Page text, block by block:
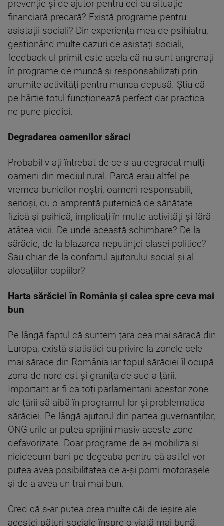
prevenție și de ajutor pentru cei cu situație
financiară precară? Există programe pentru
asistații sociali? Din experiența mea de psihiatru,
gestionând multe cazuri de asistați sociali,
feedback-ul primit este acela că nu sunt angrenați
în programe de muncă și responsabilizați prin
anumite activități pentru munca depusă. Știu că
pe hârtie totul funcționează perfect dar practica
ne pune piedici.
Degradarea oamenilor săraci
Probabil v-ați întrebat de ce s-au degradat mulți
oameni din mediul rural. Parcă erau altfel pe
vremea bunicilor noștri, oameni responsabili,
serioși, cu o amprentă puternică de sănătate
fizică și psihică, implicați în multe activități și fără
atâtea vicii. De unde această schimbare? De la
sărăcie, de la blazarea neputinței clasei politice?
Sau chiar de la confortul ajutorului social și al
alocațiilor copiilor?
Harta sărăciei în România și calea spre ceva mai
bun
Pe lângă faptul că suntem țara cea mai săracă din
Europa, există statistici cu privire la zonele cele
mai sărace din România iar topul sărăciei îl ocupă
zona de nord-est și granița de sud a țării.
Important ar fi ca toți parlamentarii acestor zone
ale țării să aibă în programul lor și problematica
sărăciei. Pe lângă ajutorul din partea guvernanților,
ONG-urile ar putea sprijini masiv aceste zone
defavorizate. Doar programe de a-i mobiliza și
nicidecum bani pe degeaba pentru că astfel vor
putea avea posibilitatea de a-și porni motorașele
și de a avea un trai mai bun.
Cred că s-ar putea crea multe căi de ieșire ale
acestei pături sociale înspre o viață mai bună.